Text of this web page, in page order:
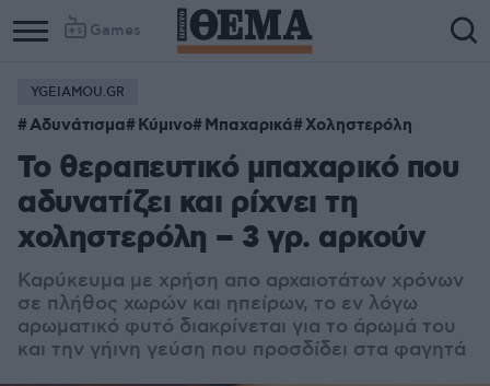
Games
YGEIAMOU.GR
Αδυνάτισμα Κύμινο Μπαχαρικά Χοληστερόλη
Το θεραπευτικό μπαχαρικό που
αδυνατίζει και ρίχνει τη
χοληστερόλη – 3 γρ. αρκούν
Καρύκευμα με χρήση απο αρχαιοτάτων χρόνων
σε πλήθος χωρών και ηπείρων, το εν λόγω
αρωματικό φυτό διακρίνεται για το άρωμά του
και την γήινη γεύση που προσδίδει στα φαγητά